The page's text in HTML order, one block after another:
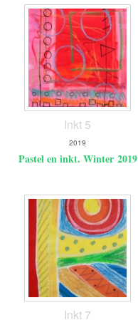
Inkt 5
2019
Pastel en inkt. Winter 2019
Inkt 7